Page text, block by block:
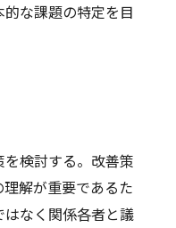
な課題の特定を目
検討する。改善策
解が重要であるた
なく関係各者と議